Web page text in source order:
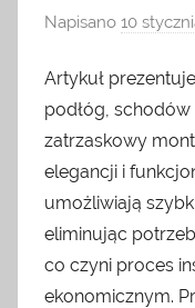
Napisano 10
Artykuł
podłóg,
zatrzaskowy
elegancji i
umożliwiają
eliminując
co czyni proces
ekonomicznym.